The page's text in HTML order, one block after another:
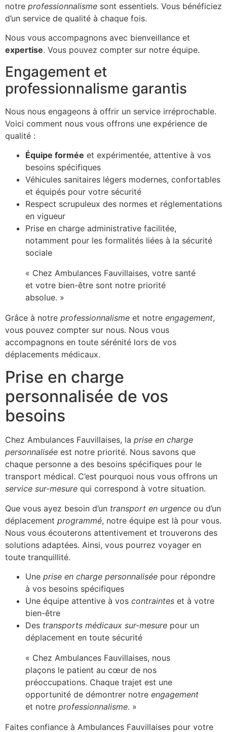
notre professionnalisme sont essentiels. Vous bénéficiez
d’un service de qualité à chaque fois.
Nous vous accompagnons avec bienveillance et
expertise. Vous pouvez compter sur notre équipe.
Engagement et
professionnalisme garantis
Nous nous engageons à offrir un service irréprochable.
Voici comment nous vous offrons une expérience de
qualité :
Équipe formée et expérimentée, attentive à vos
besoins spécifiques
Véhicules sanitaires légers modernes, confortables
et équipés pour votre sécurité
Respect scrupuleux des normes et réglementations
en vigueur
Prise en charge administrative facilitée,
notamment pour les formalités liées à la sécurité
sociale
« Chez Ambulances Fauvillaises, votre santé
et votre bien-être sont notre priorité
absolue. »
Grâce à notre professionnalisme et notre engagement,
vous pouvez compter sur nous. Nous vous
accompagnons en toute sérénité lors de vos
déplacements médicaux.
Prise en charge
personnalisée de vos
besoins
Chez Ambulances Fauvillaises, la prise en charge
personnalisée est notre priorité. Nous savons que
chaque personne a des besoins spécifiques pour le
transport médical. C’est pourquoi nous vous offrons un
service sur-mesure qui correspond à votre situation.
Que vous ayez besoin d’un transport en urgence ou d’un
déplacement programmé, notre équipe est là pour vous.
Nous vous écouterons attentivement et trouverons des
solutions adaptées. Ainsi, vous pourrez voyager en
toute tranquillité.
Une prise en charge personnalisée pour répondre
à vos besoins spécifiques
Une équipe attentive à vos contraintes et à votre
bien-être
Des transports médicaux sur-mesure pour un
déplacement en toute sécurité
« Chez Ambulances Fauvillaises, nous
plaçons le patient au cœur de nos
préoccupations. Chaque trajet est une
opportunité de démontrer notre engagement
et notre professionnalisme. »
Faites confiance à Ambulances Fauvillaises pour votre